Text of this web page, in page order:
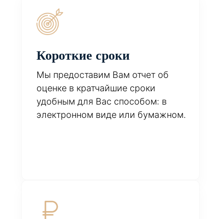
Короткие сроки
Мы предоставим Вам отчет об
оценке в кратчайшие сроки
удобным для Вас способом: в
электронном виде или бумажном.